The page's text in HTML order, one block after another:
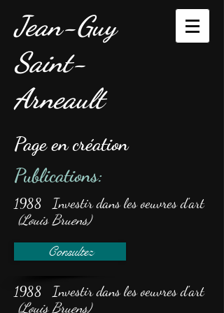
Jean-Guy
Saint-
Arneault
Page en création
Publications:
1988 Investir dans les oeuvres d'art
(Louis Bruens)
Consultez
1988 Investir dans les oeuvres d'art
(Louis Bruens)